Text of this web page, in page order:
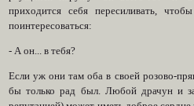
приходится себя пересиливать,
поинтересоваться:
- А он... в тебя?
Если уж они там оба в своей розово-
бы только рад был. Любой драчун и